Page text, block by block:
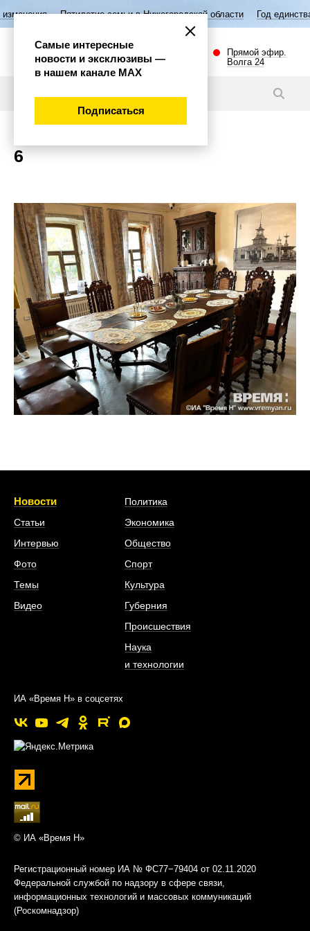
Пятилетие семьи в Нижегородской области Год
Прямой эфир.
Волга 24
6
Новости
Статьи
Интервью
Фото
Темы
Видео
Политика
Экономика
Общество
Спорт
Культура
Губерния
Происшествия
Наука
и технологии
ИА «Время Н» в соцсетях
© ИА «Время Н»
Регистрационный номер ИА № ФС77−79404 от 02.11.2020
Федеральной службой по надзору в сфере связи,
информационных технологий и массовых коммуникаций
(Роскомнадзор)
Самые интересные
новости и эксклюзивы —
в нашем канале МАХ
Подписаться